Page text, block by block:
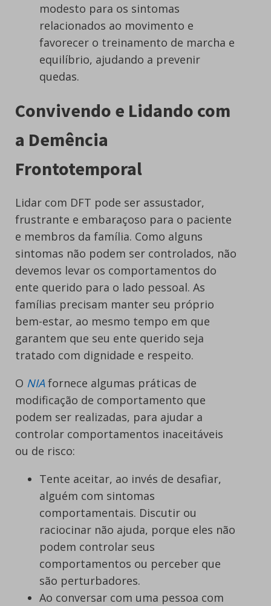
modesto para os sintomas
relacionados ao movimento e
favorecer o treinamento de marcha e
equilíbrio, ajudando a prevenir
quedas.
Convivendo e Lidando com
a Demência
Frontotemporal
Lidar com DFT pode ser assustador,
frustrante e embaraçoso para o paciente
e membros da família. Como alguns
sintomas não podem ser controlados, não
devemos levar os comportamentos do
ente querido para o lado pessoal. As
famílias precisam manter seu próprio
bem-estar, ao mesmo tempo em que
garantem que seu ente querido seja
tratado com dignidade e respeito.
O NIAfornece algumas práticas de
modificação de comportamento que
podem ser realizadas, para ajudar a
controlar comportamentos inaceitáveis
ou de risco:
Tente aceitar, ao invés de desafiar,
alguém com sintomas
comportamentais. Discutir ou
raciocinar não ajuda, porque eles não
podem controlar seus
comportamentos ou perceber que
são perturbadores.
Ao conversar com uma pessoa com